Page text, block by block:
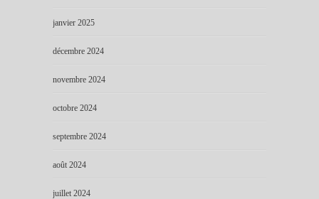
janvier 2025
décembre 2024
novembre 2024
octobre 2024
septembre 2024
août 2024
juillet 2024